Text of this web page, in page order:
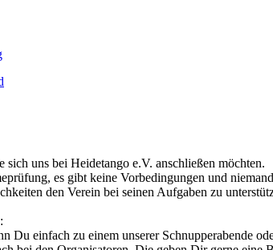
sich uns bei Heidetango e.V. anschließen möchten.
es gibt keine Vorbedingungen und
den Verein bei seinen Aufgaben zu
Du einfach zu einem unserer Schnupperabende